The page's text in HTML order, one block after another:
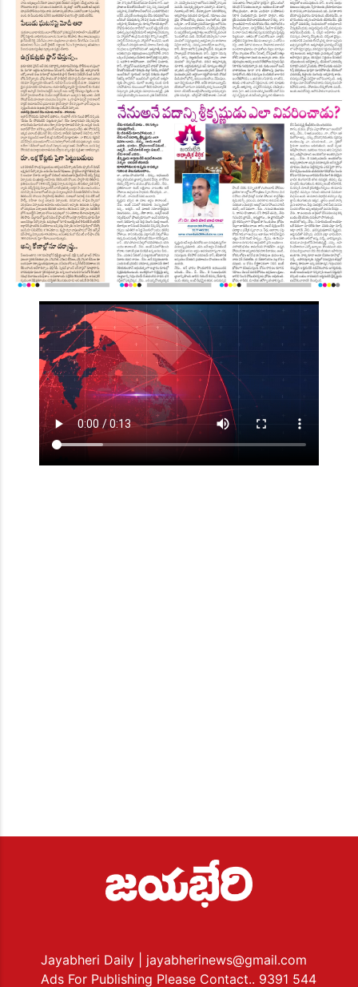
Jayabheri Daily
| jayabherinews@gmail.com
Ads For Publishing Please Contact.. 9391 544